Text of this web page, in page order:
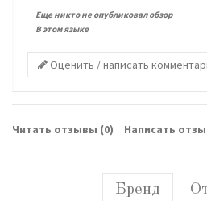
Еще никто не опубликовал обзор
В этом языке
Оценить / написать
Читать отзывы (0) Написать
Бренд